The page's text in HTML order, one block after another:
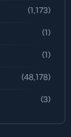
(1,173)
(1)
(1)
(48,178)
(3)